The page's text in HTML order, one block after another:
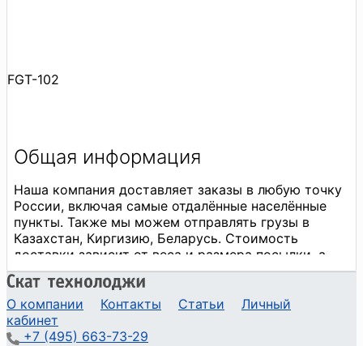
FGT-102
О компании Контакты Статьи
Личный
кабинет
+7 (495) 663-73-29